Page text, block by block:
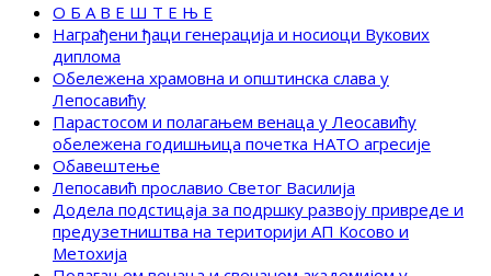
О Б А В Е Ш Т Е Њ Е
Награђени ђаци генерација и носиоци Вукових
диплома
Обележена храмовна и општинска слава у
Лепосавићу
Парастосом и полагањем венаца у Леосавићу
обележена годишњица почетка НАТО агресије
Обавештење
Лепосавић прославио Светог Василија
Додела подстицаја за подршку развоју привреде и
предузетништва на територији АП Косово и
Метохија